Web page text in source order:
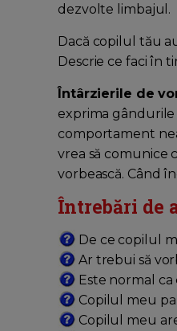
dezvolte limbajul.
Dacă copilul tău
Descrie ce faci în
Întârzierile de
exprima gândurile
comportament
vrea să comunice
vorbească. Când
Întrebări de
De ce copilul
Ar trebui să
Este normal
Copilul meu
Copilul meu